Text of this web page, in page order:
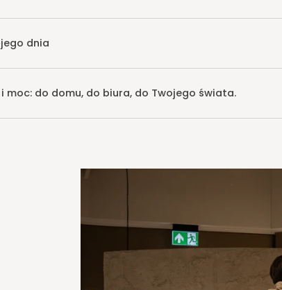
dnia
do domu, do biura, do Twojego świata.